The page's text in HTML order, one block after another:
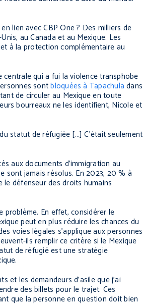
lien avec CBP One ? Des milliers de
au Canada et au Mexique. Les
à la protection complémentaire au
centrale qui a fui la violence transphobe
sontbloquées à Tapachula dans
de circuler au Mexique en toute
bourreaux ne les identifient, Nicole et
statut de réfugiée […] C’était seulement
aux documents d’immigration au
sont jamais résolus. En 2023, 20 % à
le défenseur des droits humains
En effet, considérer le
peut en plus réduire les chances du
voies légales s’applique aux personnes
ils remplir ce critère si le Mexique
de réfugié est une stratégie
et les demandeurs d’asile que j’ai
des billets pour le trajet. Ces
que la personne en question doit bien